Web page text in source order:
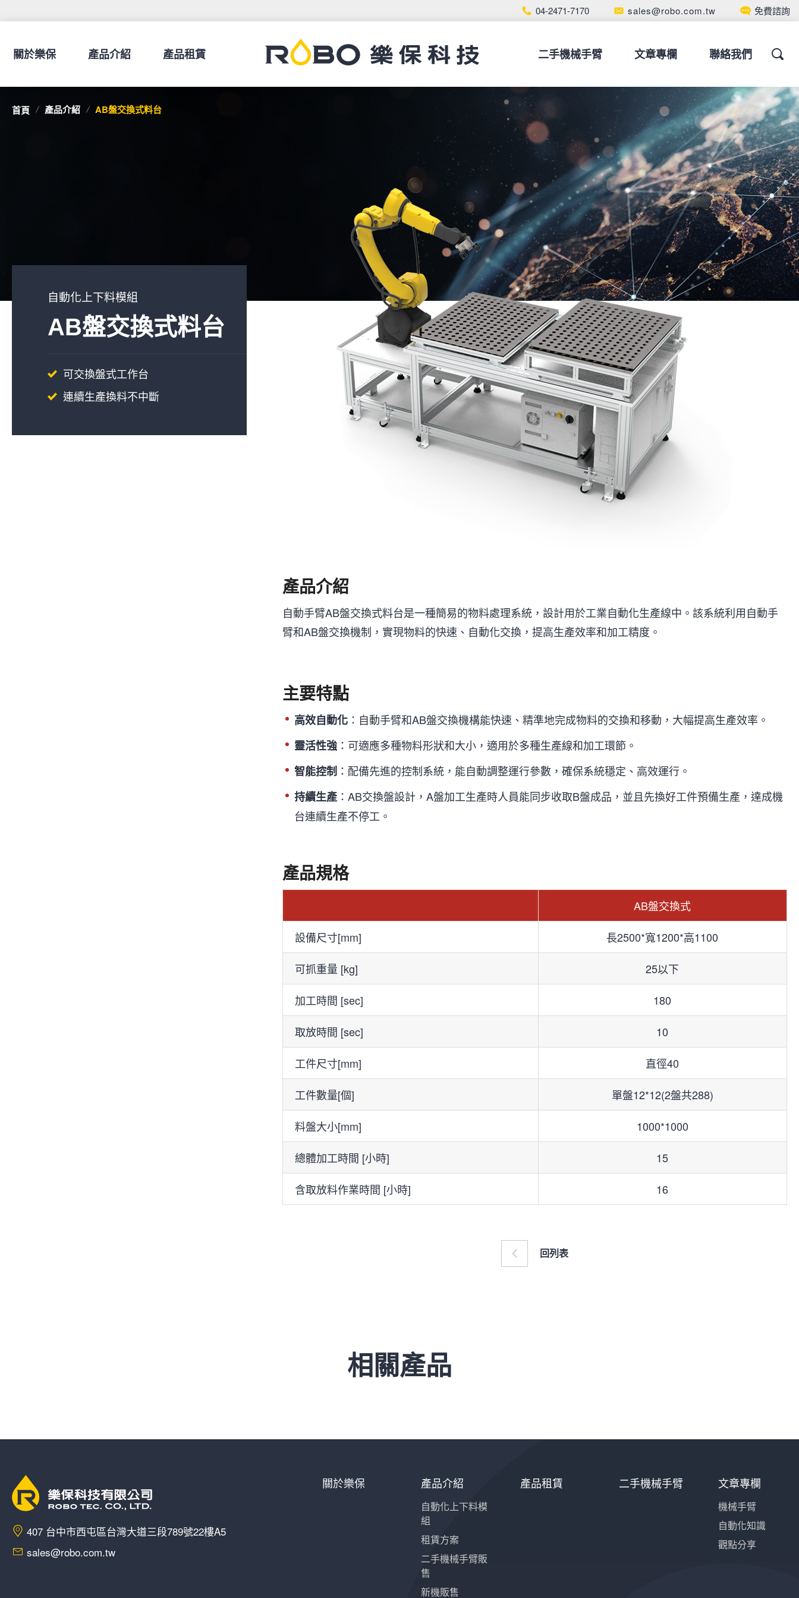
04-2471-7170 sales@robo.com.tw 免費諮詢
關於樂保 產品介紹 產品租賃 二手機械手臂 文章專欄 聯絡我們
首頁 產品介紹 AB盤交換式料台
自動化上下料模組
AB盤交換式料台
可交換盤式工作台
連續生產換料不中斷
產品介紹
自動手臂AB盤交換式料台是一種簡易的物料處理系統，設計用於工業自動化生產線中。該系統利用自動手
臂和AB盤交換機制，實現物料的快速、自動化交換，提高生產效率和加工精度。
主要特點
高效自動化：自動手臂和AB盤交換機構能快速、精準地完成物料的交換和移動，大幅提高生產效率。
靈活性強：可適應多種物料形狀和大小，適用於多種生產線和加工環節。
智能控制：配備先進的控制系統，能自動調整運行參數，確保系統穩定、高效運行。
持續生產：AB交換盤設計，A盤加工生產時人員能同步收取B盤成品，並且先換好工件預備生產，達成機
台連續生產不停工。
產品規格
AB盤交換式
設備尺寸[mm] 長2500*寬1200*高1100
可抓重量 [kg] 25以下
加工時間 [sec] 180
取放時間 [sec] 10
工件尺寸[mm] 直徑40
工件數量[個] 單盤12*12(2盤共288)
料盤大小[mm] 1000*1000
總體加工時間 [小時] 15
含取放料作業時間 [小時] 16
回列表
相關產品
關於樂保 產品介紹
自動化上下料模
組
租賃方案
二手機械手臂販
售
新機販售
產品租賃 二手機械手臂 文章專欄
機械手臂
自動化知識
觀點分享
407 台中市西屯區台灣大道三段789號22樓A5
sales@robo.com.tw